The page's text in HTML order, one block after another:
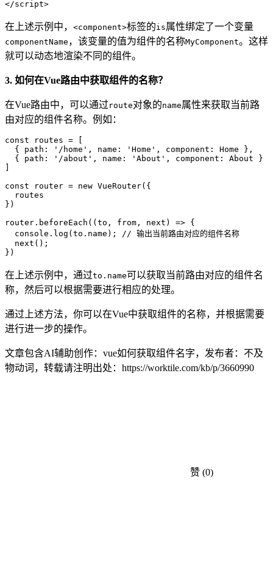
在上述示例中， <component>标签的is属性绑定了一个变量
componentName ，该变量的值为组件的名称MyComponent。这样
就可以动态地渲染不同的组件。
3. 如何在Vue路由中获取组件的名称？
在Vue路由中，可以通过 route对象的name属性来获取当前路
由对应的组件名称。例如：
const routes = [
  { path: '/home', name: 'Home', component: Home },
  { path: '/about', name: 'About', component: About }
]
const router = new VueRouter({
  routes
})
router.beforeEach((to, from, next) => {
  console.log(to.name); // 输出当前路由对应的组件名称
  next();
在上述示例中，通过to.name可以获取当前路由对应的组件名
称，然后可以根据需要进行相应的处理。
通过上述方法，你可以在Vue中获取组件的名称，并根据需要
进行进一步的操作。
文章包含AI辅助创作：vue如何获取组件名字，发布者：不及
物动词，转载请注明出处： https://worktile.com/kb/p/3660990
赞 (0)